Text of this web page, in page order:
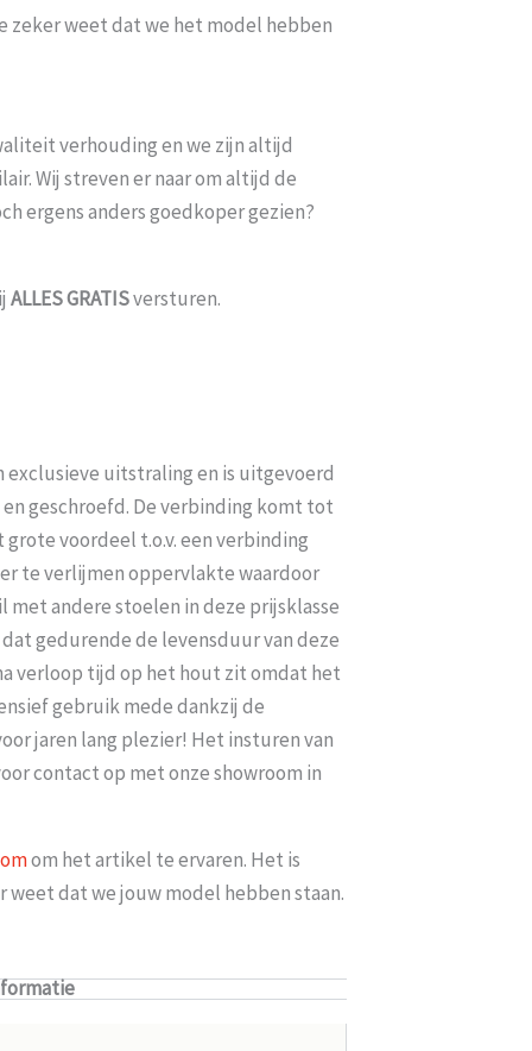
zeker weet dat we het model hebben
verhouding en we zijn altijd
Wij streven er naar om altijd de
ergens anders goedkoper gezien?
ALLESGRATISversturen.
exclusieve uitstraling en is uitgevoerd
geschroefd. De verbinding komt tot
voordeel t.o.v. een verbinding
te verlijmen oppervlakte waardoor
andere stoelen in deze prijsklasse
gedurende de levensduur van deze
verloop tijd op het hout zit omdat het
gebruik mede dankzij de
jaren lang plezier! Het insturen van
contact op met onze showroom in
om het artikel te ervaren. Het is
weet dat we jouw model hebben staan.